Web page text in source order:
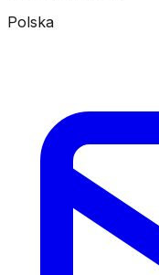
Polska